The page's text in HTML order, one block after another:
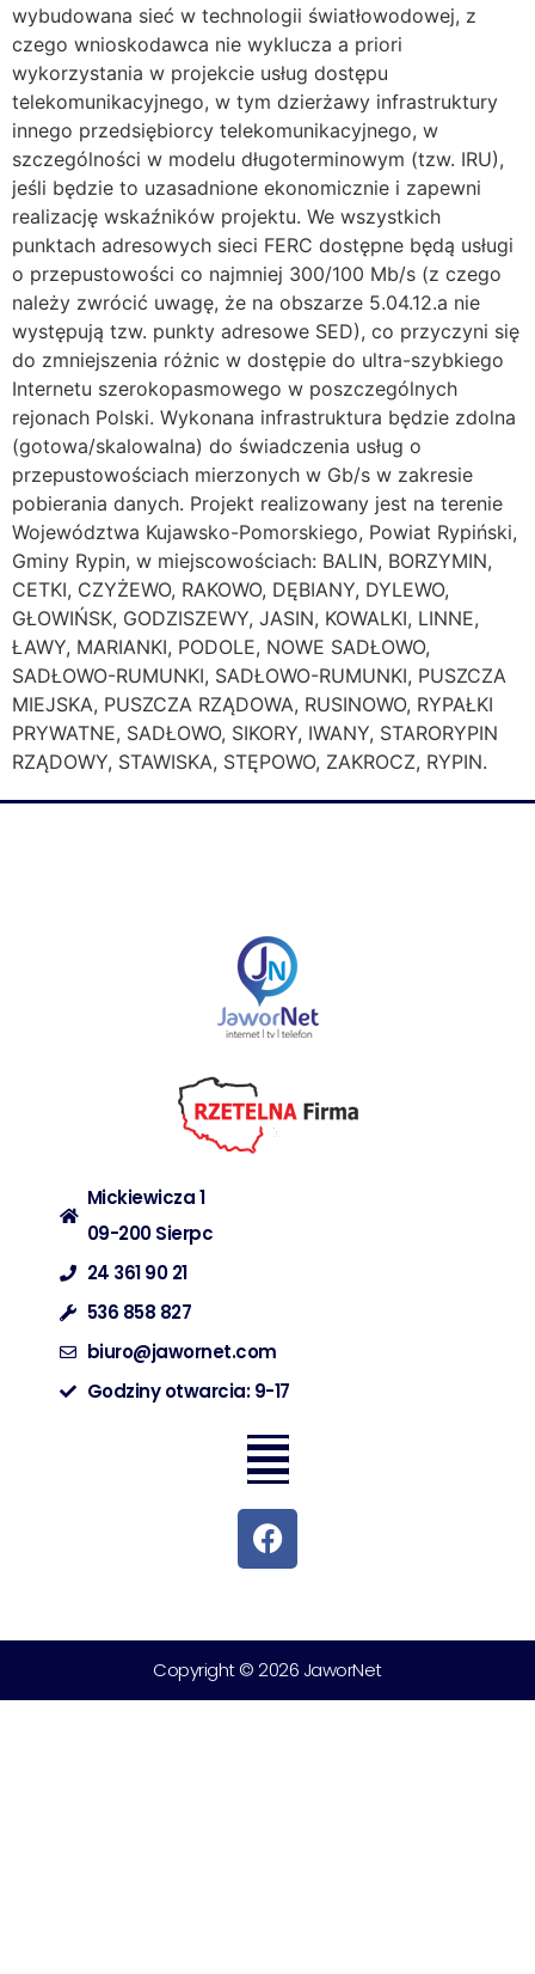
wybudowana sieć w technologii światłowodowej, z
czego wnioskodawca nie wyklucza a priori
wykorzystania w projekcie usług dostępu
telekomunikacyjnego, w tym dzierżawy infrastruktury
innego przedsiębiorcy telekomunikacyjnego, w
szczególności w modelu długoterminowym (tzw. IRU),
jeśli będzie to uzasadnione ekonomicznie i zapewni
realizację wskaźników projektu. We wszystkich
punktach adresowych sieci FERC dostępne będą usługi
o przepustowości co najmniej 300/100 Mb/s (z czego
należy zwrócić uwagę, że na obszarze 5.04.12.a nie
występują tzw. punkty adresowe SED), co przyczyni się
do zmniejszenia różnic w dostępie do ultra-szybkiego
Internetu szerokopasmowego w poszczególnych
rejonach Polski. Wykonana infrastruktura będzie zdolna
(gotowa/skalowalna) do świadczenia usług o
przepustowościach mierzonych w Gb/s w zakresie
pobierania danych. Projekt realizowany jest na terenie
Województwa Kujawsko-Pomorskiego, Powiat Rypiński,
Gminy Rypin, w miejscowościach: BALIN, BORZYMIN,
CETKI, CZYŻEWO, RAKOWO, DĘBIANY, DYLEWO,
GŁOWIŃSK, GODZISZEWY, JASIN, KOWALKI, LINNE,
ŁAWY, MARIANKI, PODOLE, NOWE SADŁOWO,
SADŁOWO-RUMUNKI, SADŁOWO-RUMUNKI, PUSZCZA
MIEJSKA, PUSZCZA RZĄDOWA, RUSINOWO, RYPAŁKI
PRYWATNE, SADŁOWO, SIKORY, IWANY, STARORYPIN
RZĄDOWY, STAWISKA, STĘPOWO, ZAKROCZ, RYPIN.
Mickiewicza 1
09-200 Sierpc
24 361 90 21
536 858 827
biuro@jawornet.com
Godziny otwarcia: 9-17
Copyright © 2026 JaworNet